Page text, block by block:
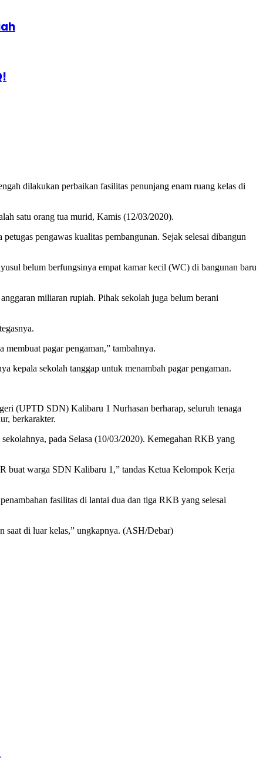
dilakukan perbaikan fasilitas penunjang enam ruang kelas di
satu orang tua murid, Kamis (12/03/2020).
pengawas kualitas pembangunan. Sejak selesai dibangun
belum berfungsinya empat kamar kecil (WC) di bangunan baru
miliaran rupiah. Pihak sekolah juga belum berani
membuat pagar pengaman,” tambahnya.
kepala sekolah tanggap untuk menambah pagar pengaman.
(UPTD SDN) Kalibaru 1 Nurhasan berharap, seluruh tenaga
berkarakter.
pada Selasa (10/03/2020). Kemegahan RKB yang
buat warga SDN Kalibaru 1,” tandas Ketua Kelompok Kerja
fasilitas di lantai dua dan tiga RKB yang selesai
saat di luar kelas,” ungkapnya. (ASH/Debar)